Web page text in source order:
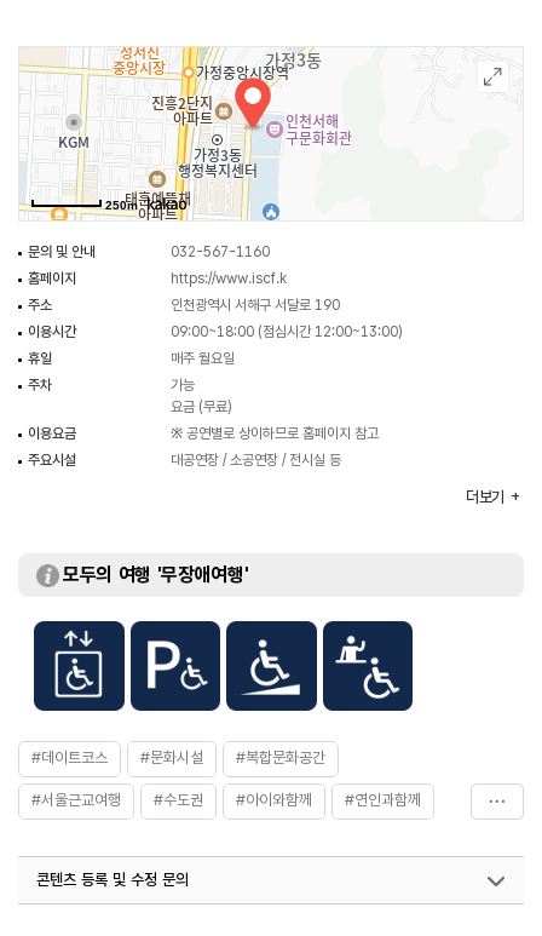
작품부터 연극과 실내악 공연까지 다양한 장르의 공연을 선보이며 폭넓은 문화
예술 경험을 제공한다. 또한 어린이 체험 전시와 지역 작가 전시 등 다양한 전시
프로그램을 운영해 누구나 쉽고 친근하게 문화 예술을 즐길 수 있도록 돕고
있다. 인천서구문화회관은 지역 문화 예술의 활성화와 주민들의 문화적 자긍심
향상을 위해 노력하며, 서구를 대표하는 문화 예술 공간으로 역할을 이어가고
있다.
250m
문의 및 안내
032-567-1160
홈페이지
https://www.iscf.k
주소
인천광역시 서해구 서달로 190
이용시간
09:00~18:00 (점심시간 12:00~13:00)
휴일
매주 월요일
주차
가능
요금 (무료)
이용요금
※ 공연별로 상이하므로 홈페이지 참고
주요시설
대공연장 / 소공연장 / 전시실 등
더보기
모두의 여행 '무장애여행'
#데이트코스 #문화시설 #복합문화공간
#서울근교여행 #수도권 #아이와함께 #연인과함께
콘텐츠 등록 및 수정 문의